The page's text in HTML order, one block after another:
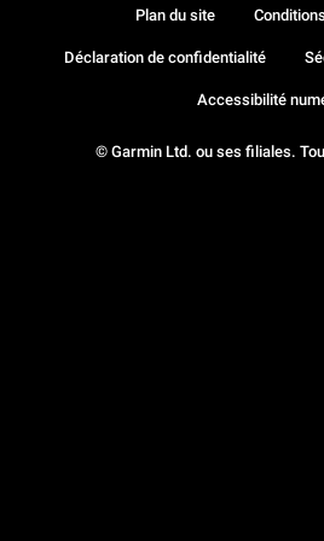
© Garmin Ltd. ou ses filiales.
Plan du site
Déclaration de confidentialité
Accessibilité